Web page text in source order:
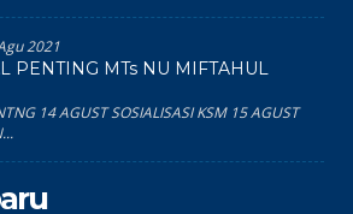
2021
PENTING MTs NU MIFTAHUL
14 AGUST SOSIALISASI KSM 15 AGUST